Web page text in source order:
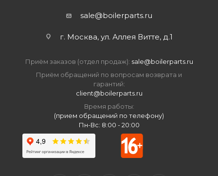
sale@boilerparts.ru
г. Москва, ул. Аллея Витте, д.1
Приём заказов (отдел продаж): sale@boilerparts.ru
Приём обращений по вопросам возврата и
гарантий:
client@boilerparts.ru
Время работы:
(прием обращений по телефону)
Пн-Вс: 8:00 - 20:00